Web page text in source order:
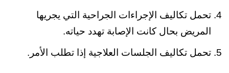
تحمل تكاليف الإجراءات الجراحية التي يجريها
المريض بحال كانت الإصابة تهدد حياته.
تحمل تكاليف الجلسات العلاجية إذا تطلب الأمر.